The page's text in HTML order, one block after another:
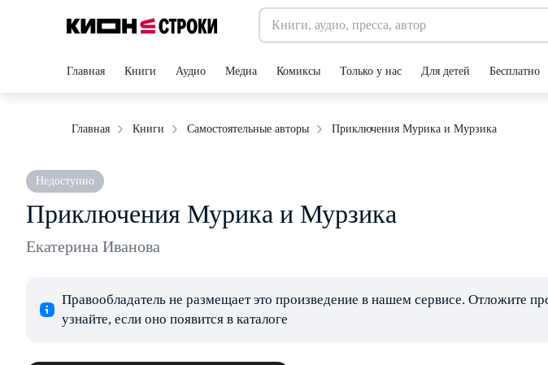
Главная Книги Аудио Медиа Комиксы Только у нас Для детей Бесплатно
Главная Книги Самостоятельные авторы Приключения Мурика и Мурзика
Недоступно
Приключения Мурика и Мурзика
Екатерина Иванова
Правообладатель не размещает это произведение в нашем сервисе. Отложите
узнайте, если оно появится в каталоге